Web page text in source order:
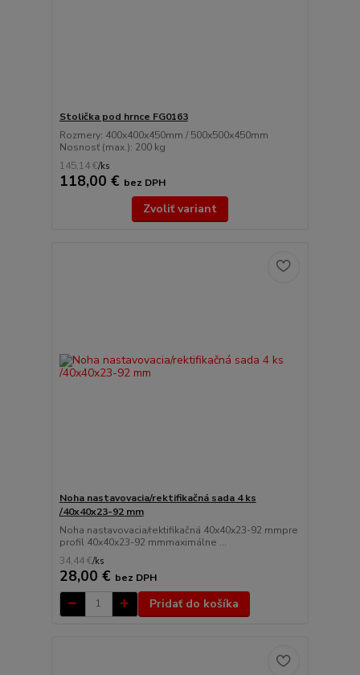
Stolička pod hrnce FG0163
Rozmery: 400x400x450mm / 500x500x450mm
Nosnosť (max.): 200 kg
145,14 €/ks
118,00 € bez DPH
Zvoliť variant
Noha nastavovacia/rektifikačná sada 4 ks
/40x40x23-92 mm
Noha nastavovacia/rektifikačná 40x40x23-92 mmpre
profil 40x40x23-92 mmmaximálne ...
34,44 €/ks
28,00 € bez DPH
Pridať do košíka